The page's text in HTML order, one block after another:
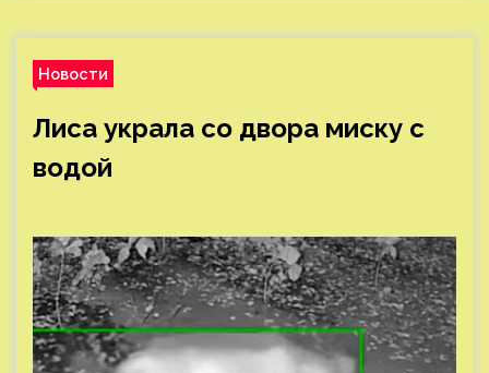
Новости
Лиса украла со двора миску с
водой